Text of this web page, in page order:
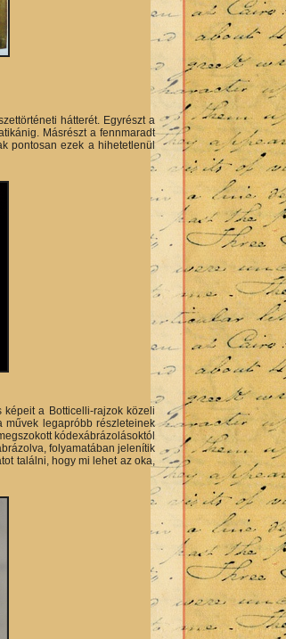
hátterét. Egyrészt a
Másrészt a fennmaradt
pontosan ezek a hihetetlenül
a Botticelli-rajzok közeli
művek legapróbb részleteinek
kódexábrázolásoktól
folyamatában jelenítik
találni, hogy mi lehet az oka,